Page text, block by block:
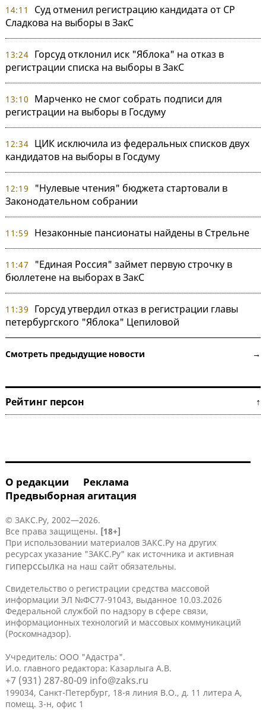
14:11
Суд отменил регистрацию кандидата от СР
Сладкова на выборы в ЗакС
13:24 Горсуд отклонил иск "Яблока" на отказ в
регистрации списка на выборы в ЗакС
13:10
Марченко не смог собрать подписи для
регистрации на выборы в Госдуму
12:34 ЦИК исключила из федеральных списков двух
кандидатов на выборы в Госдуму
12:19
"Нулевые чтения" бюджета стартовали в
Законодательном собрании
11:59 Незаконные пансионаты найдены в Стрельне
11:47
"Единая Россия" займет первую строчку в
бюллетене на выборах в ЗакС
11:39
Горсуд утвердил отказ в регистрации главы
петербургского "Яблока" Цепиловой
Смотреть предыдущие новости →
Рейтинг персон ↑
О редакции
Реклама
Предвыборная агитация
© ЗАКС.Ру, 2002—2026.
Все права защищены. [18+]
При использовании материалов ЗАКС.Ру на других
ресурсах указание "ЗАКС.Ру" как источника и активная
гиперссылка на наш сайт обязательны.
Свидетельство о регистрации средства массовой
информации ЭЛ №ФС77-91043, выданное 10.03.2026
Федеральной службой по надзору в сфере связи,
информационных технологий и массовых коммуникаций
(Роскомнадзор).
Учредитель: ООО "Адастра".
И.о. главного редактора: Казарлыга А.В.
+7 (931) 287-80-09 info@zaks.ru
199034, Санкт-Петербург, 18-я линия В.О., д. 11 литера А,
помещ. 3-н, офис 1